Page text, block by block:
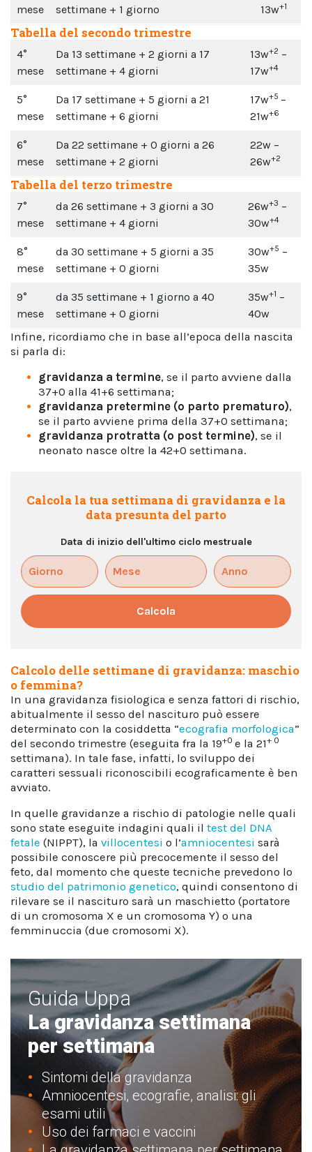
mese
settimane + 1 giorno
13w+1
Tabella del secondo trimestre
4°
mese
Da 13 settimane + 2 giorni a 17
settimane + 4 giorni
13w+2 –
17w+4
5°
mese
Da 17 settimane + 5 giorni a 21
settimane + 6 giorni
17w+5 –
21w+6
6°
mese
Da 22 settimane + 0 giorni a 26
settimane + 2 giorni
22w –
26w+2
Tabella del terzo trimestre
7°
mese
da 26 settimane + 3 giorni a 30
settimane + 4 giorni
26w+3 –
30w+4
8°
mese
da 30 settimane + 5 giorni a 35
settimane + 0 giorni
30w+5 –
35w
9°
mese
da 35 settimane + 1 giorno a 40
settimane + 0 giorni
35w+1 –
40w
Infine, ricordiamo che in base all’epoca della nascita
si parla di:
gravidanza a termine, se il parto avviene dalla
37+0 alla 41+6 settimana;
gravidanza pretermine (o parto prematuro),
se il parto avviene prima della 37+0 settimana;
gravidanza protratta (o post termine), se il
neonato nasce oltre la 42+0 settimana.
Calcola la tua settimana di gravidanza e la
data presunta del parto
Data di inizio dell'ultimo ciclo mestruale
Calcola
Calcolo delle settimane di gravidanza: maschio
o femmina?
In una gravidanza fisiologica e senza fattori di rischio,
abitualmente il sesso del nascituro può essere
determinato con la cosiddetta “ecografia morfologica”
del secondo trimestre (eseguita fra la 19+0 e la 21+ 0
settimana). In tale fase, infatti, lo sviluppo dei
caratteri sessuali riconoscibili ecograficamente è ben
avviato.
In quelle gravidanze a rischio di patologie nelle quali
sono state eseguite indagini quali il test del DNA
fetale (NIPPT), la villocentesi o l’amniocentesi sarà
possibile conoscere più precocemente il sesso del
feto, dal momento che queste tecniche prevedono lo
studio del patrimonio genetico, quindi consentono di
rilevare se il nascituro sarà un maschietto (portatore
di un cromosoma X e un cromosoma Y) o una
femminuccia (due cromosomi X).
Guida Uppa
La gravidanza settimana
per settimana
Sintomi della gravidanza
Amniocentesi, ecografie, analisi: gli
esami utili
Uso dei farmaci e vaccini